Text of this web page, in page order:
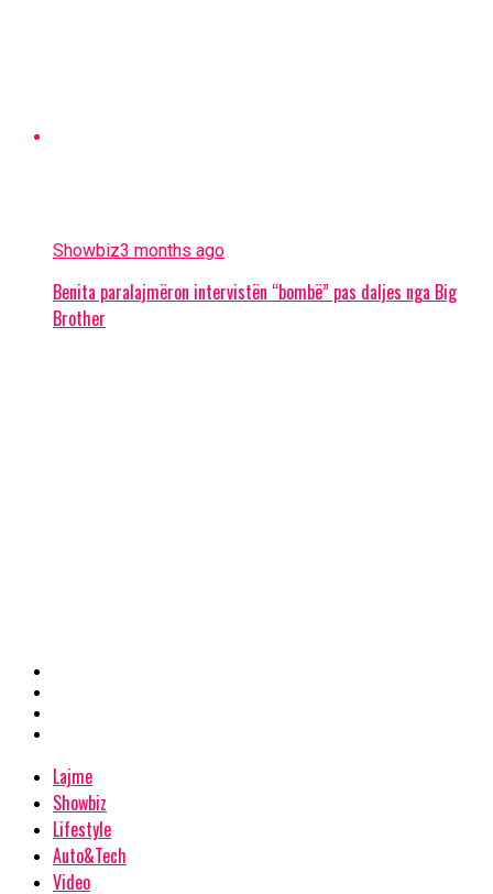
Showbiz3 months ago
Benita paralajmëron intervistën “bombë” pas daljes nga Big
Brother
Lajme
Showbiz
Lifestyle
Auto&Tech
Video